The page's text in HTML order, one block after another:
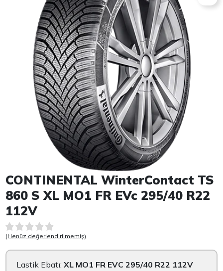
Item 1 of 1
CONTINENTAL WinterContact TS
860 S XL MO1 FR EVc 295/40 R22
112V
(Henüz değerlendirilmemiş)
Lastik Ebatı:XL MO1 FR EVC 295/40 R22 112V